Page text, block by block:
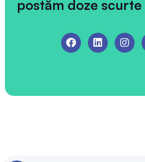
postăm doze scurte